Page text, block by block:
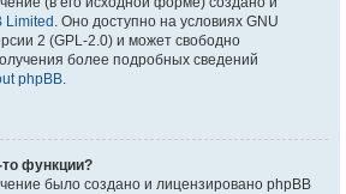
Limited . Оно доступно на условиях GNU
2 (GPL-2.0) и может свободно
более подробных сведений
phpBB.
то функции?
было создано и лицензировано phpBB